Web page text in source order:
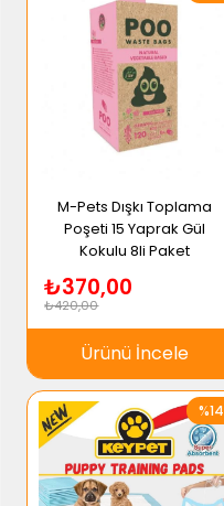
M-Pets Dışkı Toplama
Poşeti 15 Yaprak Gül
Kokulu 8li Paket
₺370,00
₺420,00
Ürünü İncele
%14